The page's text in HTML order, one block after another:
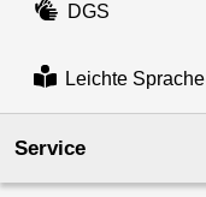
DGS
Leichte Sprache
Service